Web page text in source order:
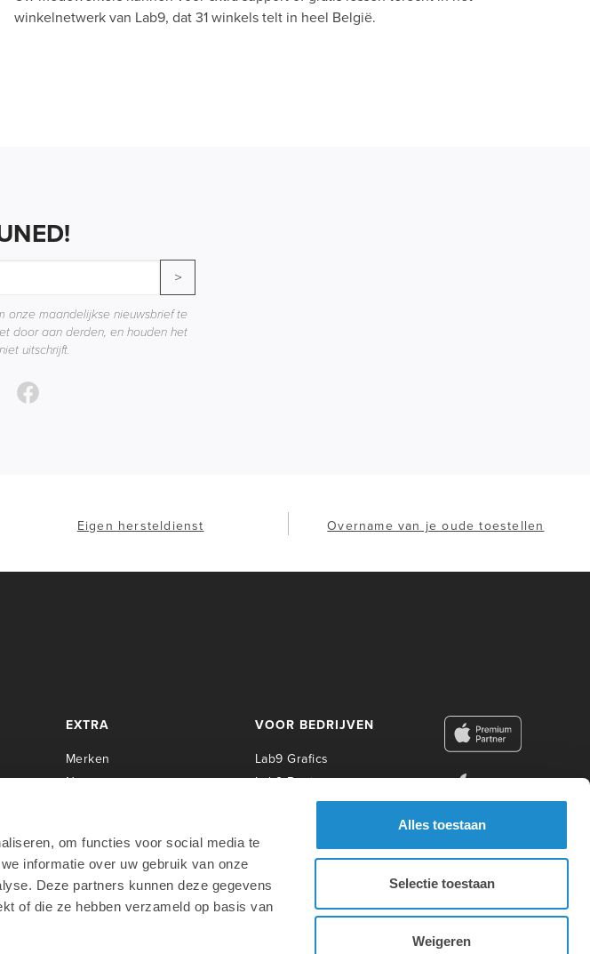
om functies voor social media te
informatie over uw gebruik van onze
Deze partners kunnen deze gegevens
of die ze hebben verzameld op basis van
Alles toestaan
Selectie toestaan
Weigeren
winkelnetwerk van Lab9, dat 31 winkels telt in heel België.
>
onze maandelijkse nieuwsbrief te
door aan derden, en houden het
uitschrijft.
Eigen hersteldienst Overname van je oude toestellen
EXTRA
Merken
Newsroom
Werken bij Lab9
VOOR BEDRIJVEN
Lab9 Grafics
Lab9 Business
Lab9 Construct
Lab9 Academy
VOOR ONDERWIJS